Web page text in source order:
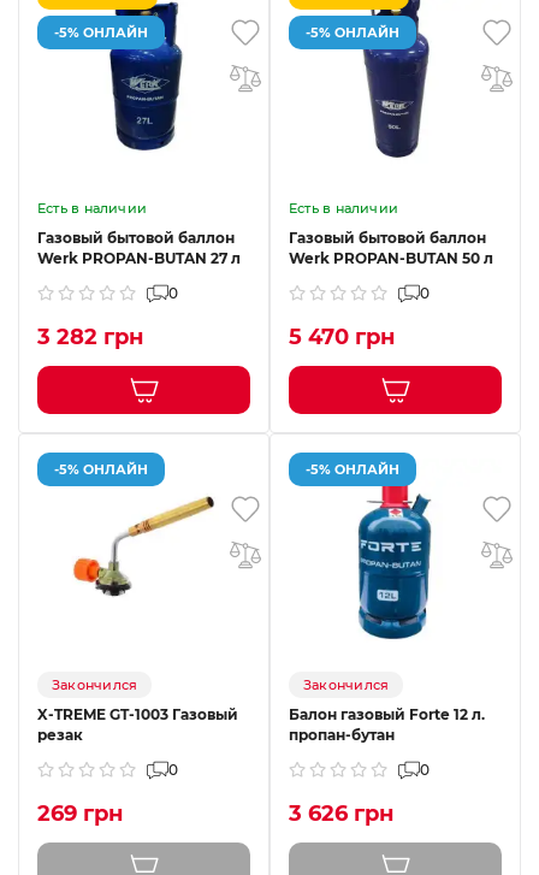
-5% ОНЛАЙН
Есть в наличии
Газовый бытовой баллон
Werk PROPAN-BUTAN 27 л
0
3 282 грн
-5% ОНЛАЙН
Есть в наличии
Газовый бытовой баллон
Werk PROPAN-BUTAN 50 л
0
5 470 грн
-5% ОНЛАЙН
Закончился
X-TREME GT-1003 Газовый
резак
0
269 грн
-5% ОНЛАЙН
Закончился
Балон газовый Forte 12 л.
пропан-бутан
0
3 626 грн